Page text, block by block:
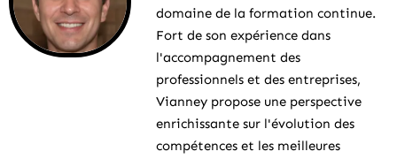
domaine de la formation continue.
Fort de son expérience dans
l'accompagnement des
professionnels et des entreprises,
Vianney propose une perspective
enrichissante sur l'évolution des
compétences et les meilleures